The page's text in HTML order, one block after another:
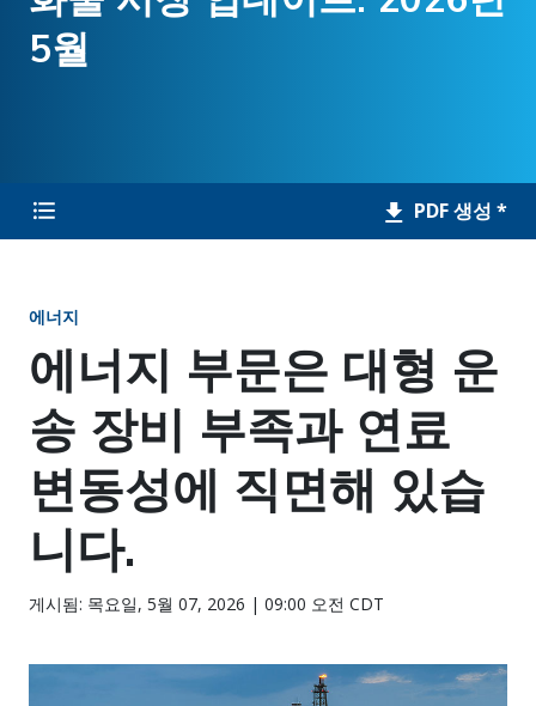
5월
PDF 생성 *
에너지
에너지 부문은 대형 운
송 장비 부족과 연료
변동성에 직면해 있습
니다.
게시됨: 목요일, 5월 07, 2026 | 09:00 오전 CDT